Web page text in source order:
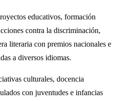
educativos, formación
contra la discriminación,
literaria con premios nacionales e
a diversos idiomas.
culturales, docencia
con juventudes e infancias